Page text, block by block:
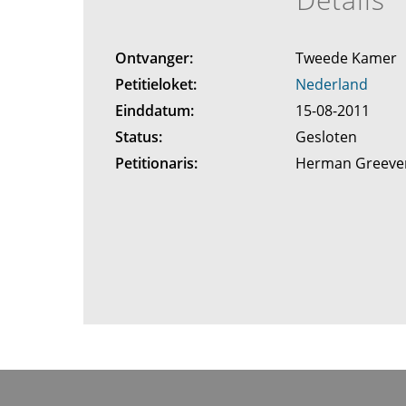
Ontvanger:
Tweede Kamer
Petitieloket:
Nederland
Einddatum:
15-08-2011
Status:
Gesloten
Petitionaris:
Herman